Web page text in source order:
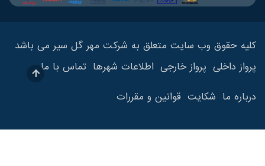
کلیه حقوق وب سایت متعلق به شرکت مهر گل سیر می باشد
پرواز داخلی پرواز خارجی اطلاعات شهرها تماس با ما
درباره ما شکایت قوانین و مقررات